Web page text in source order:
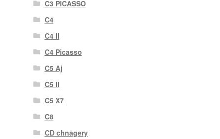
C3 PICASSO
C4
C4 II
C4 Picasso
C5 Aj
C5 II
C5 X7
C8
CD chnagery